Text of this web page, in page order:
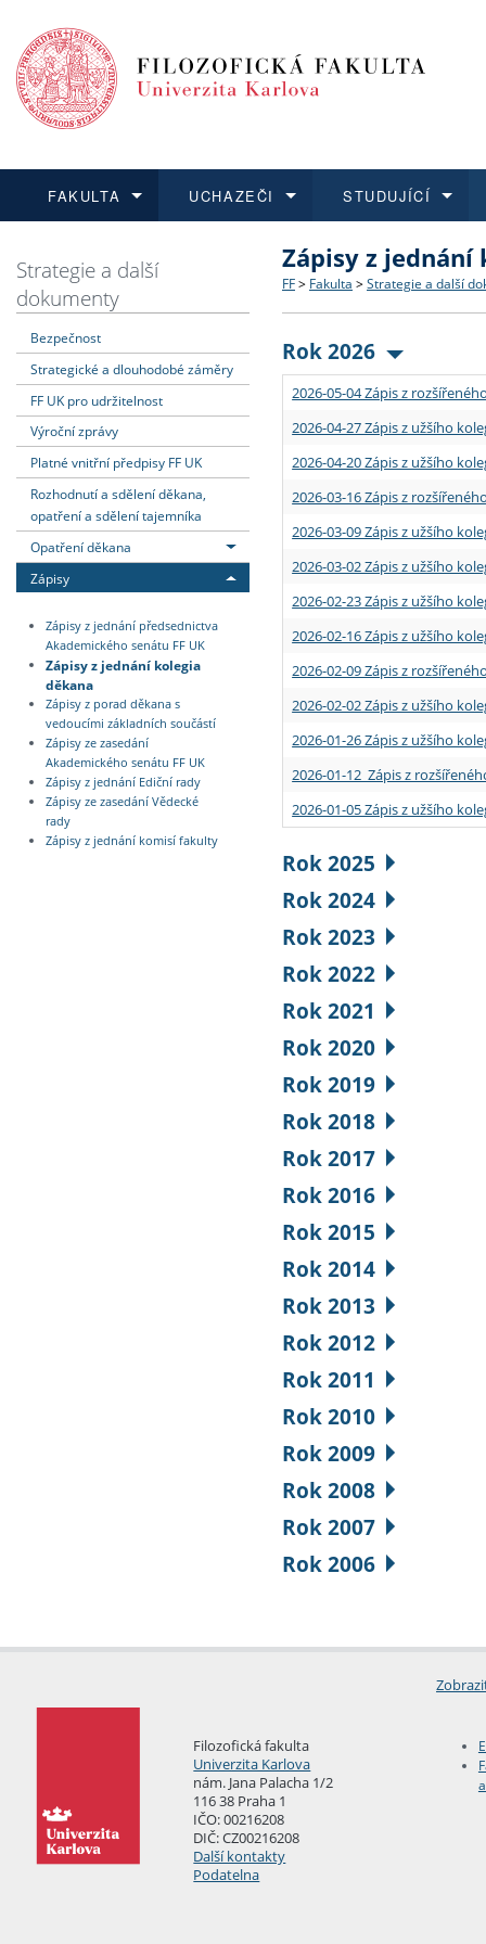
FAKULTA
Dozvědět se více
Struktura a historie
Strategie a další
Podpora a benefity pro
Absolventi fakulty
UCHAZEČI
Podat přihlášku
Co studovat a jak se
Učitelské studijní
Informace k průběhu
STUDUJÍCÍ
Dozvědět se více
Bakalářské a magisterské
Doktorské studium
Rigorózní řízení
Dozvědět se více
O vědě a výzkumu na FF
Akademické kvalifikace
Granty a projekty
Dozvědět se více
Aktuální nabídky a
Vyjíždějící studenti
Přijíždějící studenti
Vyjíždějící zaměstnanci
Strategie a další
dokumenty
Bezpečnost
Strategické a dlouhodobé záměry
FF UK pro udržitelnost
Výroční zprávy
Platné vnitřní předpisy FF UK
Rozhodnutí a sdělení děkana,
opatření a sdělení tajemníka
Opatření děkana
Zápisy
Zápisy z jednání předsednictva
Akademického senátu FF UK
Zápisy z jednání kolegia
děkana
Zápisy z porad děkana s
vedoucími základních součástí
Zápisy ze zasedání
Akademického senátu FF UK
Zápisy z jednání Ediční rady
Zápisy ze zasedání Vědecké
rady
Zápisy z jednání komisí fakulty
Zápisy z jednání
FF > Fakulta > Strategie a další
Rok 2026
2026-05-04 Zápis z
2026-04-27 Zápis z užšího
2026-04-20 Zápis z užšího
2026-03-16 Zápis z
2026-03-09 Zápis z užšího
2026-03-02 Zápis z užšího
2026-02-23 Zápis z užšího
2026-02-16 Zápis z užšího
2026-02-09 Zápis z
2026-02-02 Zápis z užšího
2026-01-26 Zápis z užšího
2026-01-12 Zápis z
2026-01-05 Zápis z užšího
Rok 2025
Rok 2024
Rok 2023
Rok 2022
Rok 2021
Rok 2020
Rok 2019
Rok 2018
Rok 2017
Rok 2016
Rok 2015
Rok 2014
Rok 2013
Rok 2012
Rok 2011
Rok 2010
Rok 2009
Rok 2008
Rok 2007
Rok 2006
Filozofická fakulta
Univerzita Karlova
nám. Jana Palacha 1/2
116 38 Praha 1
IČO: 00216208
DIČ: CZ00216208
Další kontakty
Podatelna